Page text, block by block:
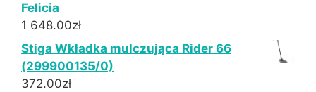
Felicia
1 648.00zł
Stiga Wkładka mulczująca Rider 66
(299900135/0)
372.00zł